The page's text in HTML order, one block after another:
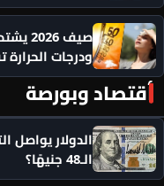
ودرجات الحرارة
أقتصاد وبورصة
الدولار يواصل
الـ48 جنيهًا؟